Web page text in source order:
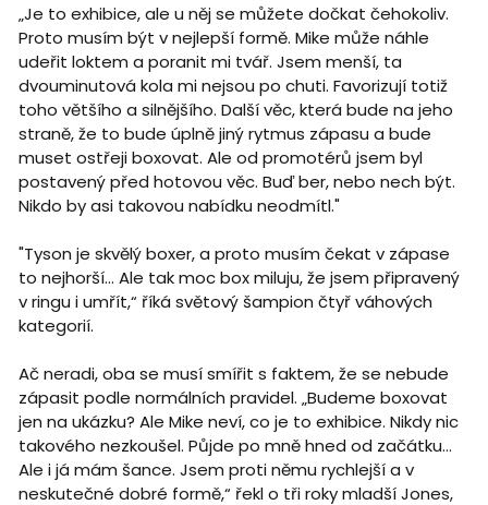
„Je to exhibice, ale u něj se můžete dočkat čehokoliv.
Proto musím být v nejlepší formě. Mike může náhle
udeřit loktem a poranit mi tvář. Jsem menší, ta
dvouminutová kola mi nejsou po chuti. Favorizují totiž
toho většího a silnějšího. Další věc, která bude na jeho
straně, že to bude úplně jiný rytmus zápasu a bude
muset ostřeji boxovat. Ale od promotérů jsem byl
postavený před hotovou věc. Buď ber, nebo nech být.
Nikdo by asi takovou nabídku neodmítl."
"Tyson je skvělý boxer, a proto musím čekat v zápase
to nejhorší… Ale tak moc box miluju, že jsem připravený
v ringu i umřít,“ říká světový šampion čtyř váhových
kategorií.
Ač neradi, oba se musí smířit s faktem, že se nebude
zápasit podle normálních pravidel. „Budeme boxovat
jen na ukázku? Ale Mike neví, co je to exhibice. Nikdy nic
takového nezkoušel. Půjde po mně hned od začátku…
Ale i já mám šance. Jsem proti němu rychlejší a v
neskutečné dobré formě,“ řekl o tři roky mladší Jones,